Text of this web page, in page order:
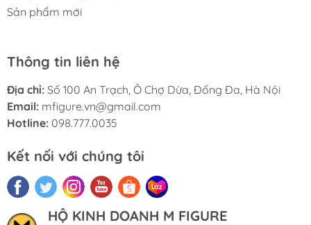
Sản phẩm mới
Thông tin liên hệ
Địa chỉ: Số 100 An Trạch, Ô Chợ Dừa, Đống Đa, Hà Nội
Email: mfigure.vn@gmail.com
Hotline: 098.777.0035
Kết nối với chúng tôi
HỘ KINH DOANH M FIGURE